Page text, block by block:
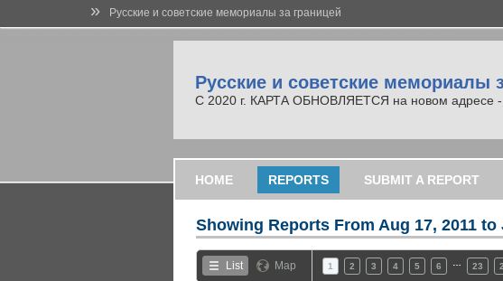
» Русские и советские мемориалы за границей
Русские и советские мемориалы
С 2020 г. КАРТА ОБНОВЛЯЕТСЯ на новом адресе -
HOME REPORTS SUBMIT A REPORT
Showing Reports From Aug 17, 2011 to
List Map 1 2 3 4 5 6 23